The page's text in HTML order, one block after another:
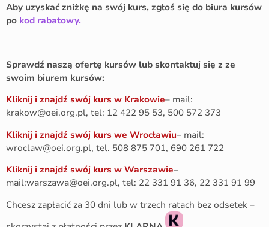
Aby uzyskać zniżkę na swój kurs, zgłoś się do biura kursów
po kod rabatowy.
Sprawdź naszą ofertę kursów lub skontaktuj się z ze
swoim biurem kursów:
Kliknij i znajdź swój kurs w Krakowie– mail:
krakow@oei.org.pl, tel: 12 422 95 53, 500 572 373
Kliknij i znajdź swój kurs we Wrocławiu– mail:
wroclaw@oei.org.pl, tel. 508 875 701, 690 261 722
Kliknij i znajdź swój kurs w Warszawie–
mail:warszawa@oei.org.pl, tel: 22 331 91 36, 22 331 91 99
Chcesz zapłacić za 30 dni lub w trzech ratach bez odsetek –